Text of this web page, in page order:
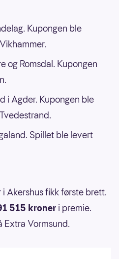
Kupongen ble
og Romsdal. Kupongen
i Agder. Kupongen ble
Spillet ble levert
Akershus fikk første brett.
515 kroneri premie.
Extra Vormsund.